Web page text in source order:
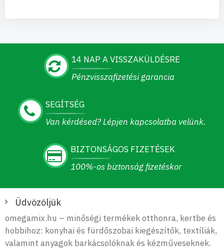
14 NAP A VISSZAKÜLDÉSRE
Pénzvisszafizetési garancia
SEGÍTSÉG
Van kérdésed? Lépjen kapcsolatba velünk.
BIZTONSÁGOS FIZETÉSEK
100%-os biztonság fizetéskor
Üdvözöljük
omegamix.hu – minőségi termékek otthonra, kertbe és
hobbihoz: konyhai és fürdőszobai kiegészítők, textíliák,
valamint anyagok barkácsolóknak és kézműveseknek.